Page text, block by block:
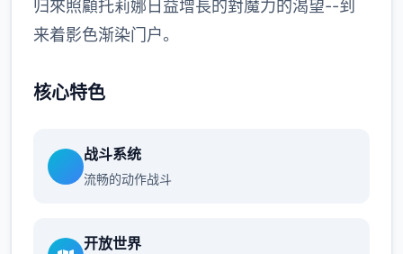
归來照顧托莉娜日益增長的對魔力的渴望--到
来着影色渐染门户。
核心特色
战斗系统
流畅的动作战斗
开放世界